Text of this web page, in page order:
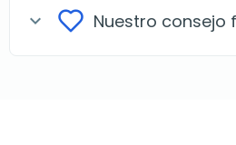
expand_more Nuestro consejo